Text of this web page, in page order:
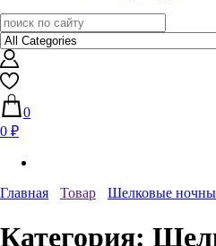
0
0 ₽
Главная Товар Шелковые
Категория: